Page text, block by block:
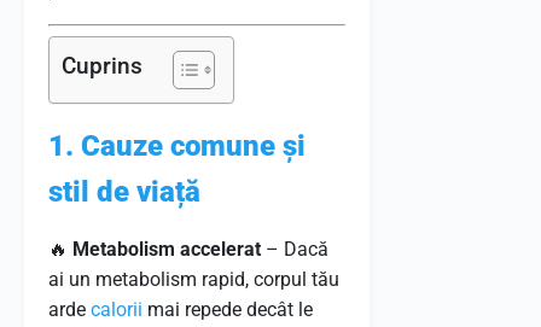
Cuprins
1. Cauze comune și
stil de viață
🔥 Metabolism accelerat – Dacă
ai un metabolism rapid, corpul tău
arde calorii mai repede decât le